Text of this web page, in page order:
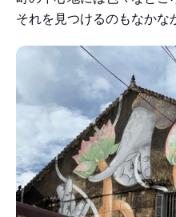
それを見つけるのもなかな